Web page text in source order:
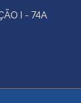
I - 74A